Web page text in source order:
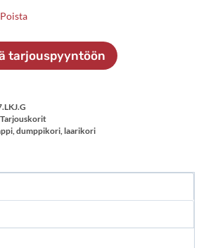
Poista
tarjouspyyntöön
Tarjouskorit
,dumppikori, laarikori